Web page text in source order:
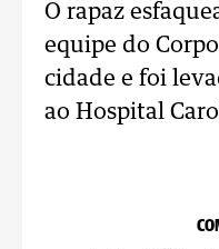
O rapaz
equipe do
cidade e foi
ao Hospital